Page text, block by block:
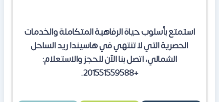
استمتع بأسلوب حياة الرفاهية المتكاملة والخدمات
الحصرية التي لا تنتهي في هاسيندا ريد الساحل
الشمالي، اتصل بنا الآن للحجز والاستعلام:
+201551559588.